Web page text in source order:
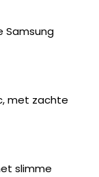
Samsung
met zachte
slimme